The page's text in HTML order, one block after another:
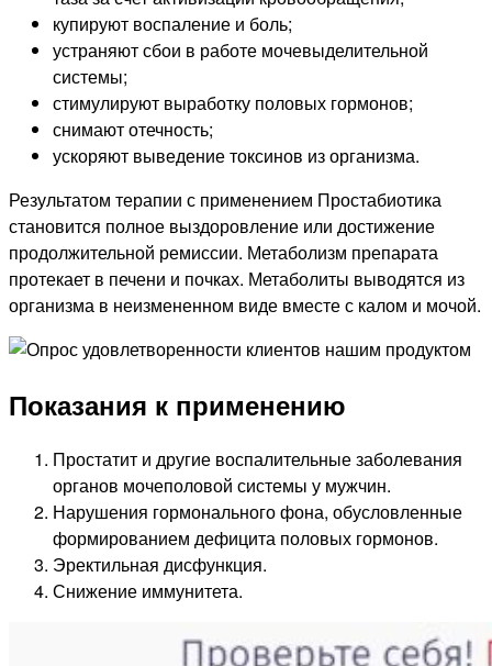
купируют воспаление и боль;
устраняют сбои в работе мочевыделительной
системы;
стимулируют выработку половых гормонов;
снимают отечность;
ускоряют выведение токсинов из организма.
Результатом терапии с применением Простабиотика
становится полное выздоровление или достижение
продолжительной ремиссии. Метаболизм препарата
протекает в печени и почках. Метаболиты выводятся из
организма в неизмененном виде вместе с калом и мочой.
Показания к применению
Простатит и другие воспалительные заболевания
органов мочеполовой системы у мужчин.
Нарушения гормонального фона, обусловленные
формированием дефицита половых гормонов.
Эректильная дисфункция.
Снижение иммунитета.